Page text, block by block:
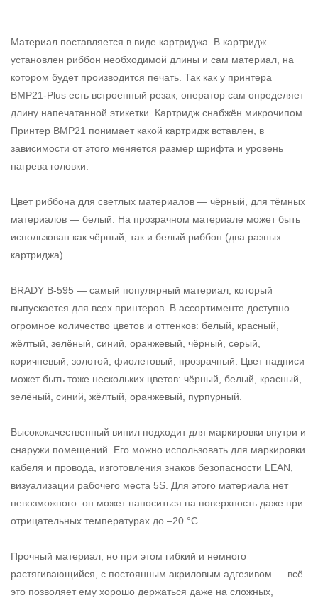
Материал поставляется в виде картриджа. В картридж
установлен риббон необходимой длины и сам материал, на
котором будет производится печать. Так как у принтера
BMP21-Plus есть встроенный резак, оператор сам определяет
длину напечатанной этикетки. Картридж снабжён микрочипом.
Принтер BMP21 понимает какой картридж вставлен, в
зависимости от этого меняется размер шрифта и уровень
нагрева головки.
Цвет риббона для светлых материалов — чёрный, для тёмных
материалов — белый. На прозрачном материале может быть
использован как чёрный, так и белый риббон (два разных
картриджа).
BRADY B-595 — самый популярный материал, который
выпускается для всех принтеров. В ассортименте доступно
огромное количество цветов и оттенков: белый, красный,
жёлтый, зелёный, синий, оранжевый, чёрный, серый,
коричневый, золотой, фиолетовый, прозрачный. Цвет надписи
может быть тоже нескольких цветов: чёрный, белый, красный,
зелёный, синий, жёлтый, оранжевый, пурпурный.
Высококачественный винил подходит для маркировки внутри и
снаружи помещений. Его можно использовать для маркировки
кабеля и провода, изготовления знаков безопасности LEAN,
визуализации рабочего места 5S. Для этого материала нет
невозможного: он может наноситься на поверхность даже при
отрицательных температурах до –20 °С.
Прочный материал, но при этом гибкий и немного
растягивающийся, с постоянным акриловым адгезивом — всё
это позволяет ему хорошо держаться даже на сложных,